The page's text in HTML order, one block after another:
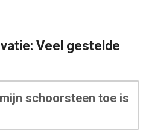
Veel gestelde
schoorsteen toe is